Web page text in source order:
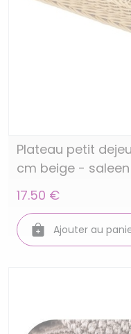
Plateau petit
cm beige - saleen
17.50 €
Ajouter au